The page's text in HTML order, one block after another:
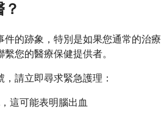
件的跡象，特別是如果您通常的治療
您的醫療保健提供者。
請立即尋求緊急護理：
這可能表明腦出血